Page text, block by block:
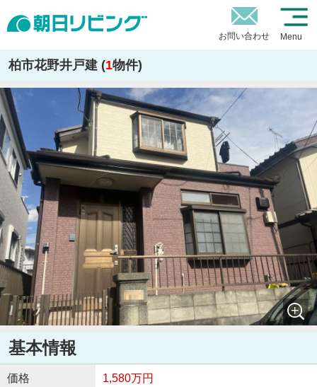
お問い合わせ Menu
柏市花野井戸建 (1物件)
基本情報
価格 1,580万円